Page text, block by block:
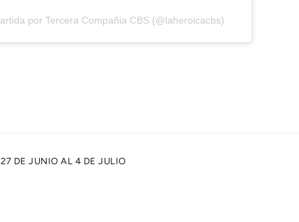
por Tercera Compañia CBS (@laheroicacbs)
DE JUNIO AL 4 DE JULIO